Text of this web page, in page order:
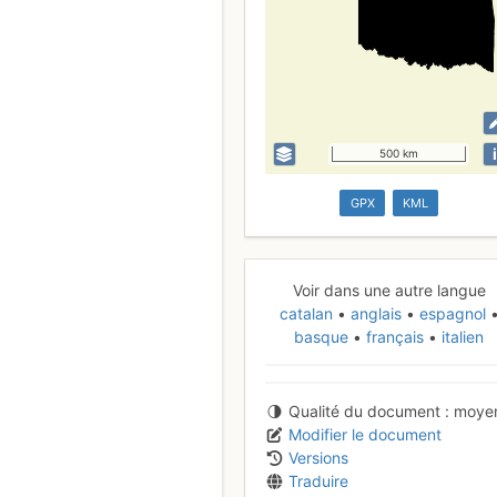
500 km i
GPX KML
Voir dans une autre langue
catalan
anglais
espagnol
basque
français italien
Qualité du document
Modifier le document
Versions
Traduire